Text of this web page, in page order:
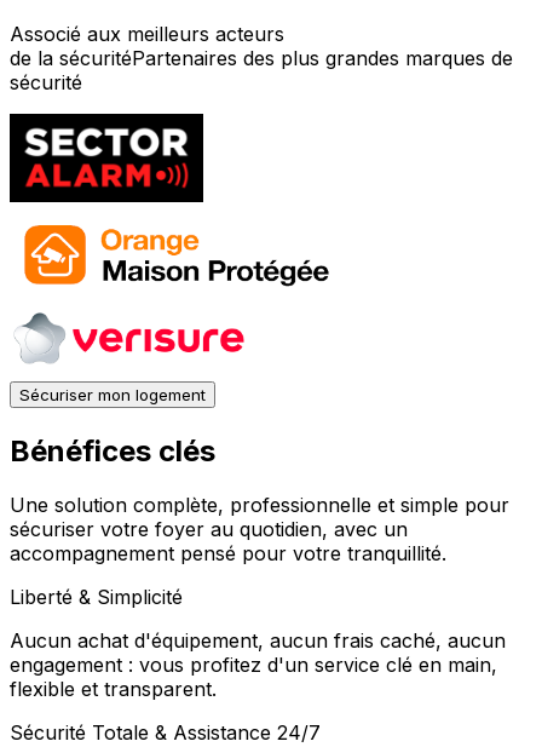
Associé aux meilleurs acteurs
de la sécuritéPartenaires des plus grandes marques de
sécurité
Sécuriser mon logement
Bénéfices clés
Une solution complète, professionnelle et simple pour
sécuriser votre foyer au quotidien, avec un
accompagnement pensé pour votre tranquillité.
Liberté & Simplicité
Aucun achat d'équipement, aucun frais caché, aucun
engagement : vous profitez d'un service clé en main,
flexible et transparent.
Sécurité Totale & Assistance 24/7